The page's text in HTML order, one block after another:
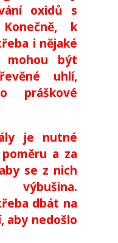
oxidů s
k
i nějaké
mohou být
uhlí,
práškové
je nutné
a za
se z nich
dbát na
aby nedošlo